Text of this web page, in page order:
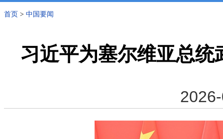
首页 > 中国要闻
习近平为塞尔维亚总统